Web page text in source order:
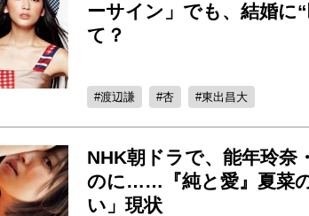
ーサイン」でも、結婚に
て？
渡辺謙 杏 東出昌大
NHK朝ドラで、能年玲奈
のに……『純と愛』夏菜
い」現状